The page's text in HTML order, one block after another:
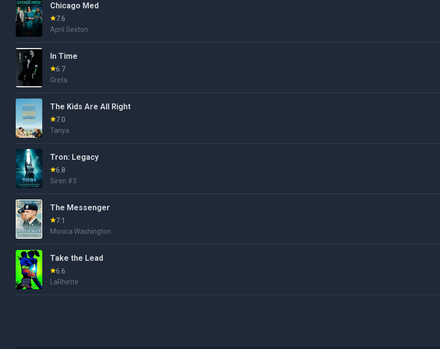
Chicago Med
7.6
April Sexton
In Time
6.7
Greta
The Kids Are All Right
7.0
Tanya
Tron: Legacy
6.8
Siren #3
The Messenger
7.1
Monica Washington
Take the Lead
6.6
LaRhette